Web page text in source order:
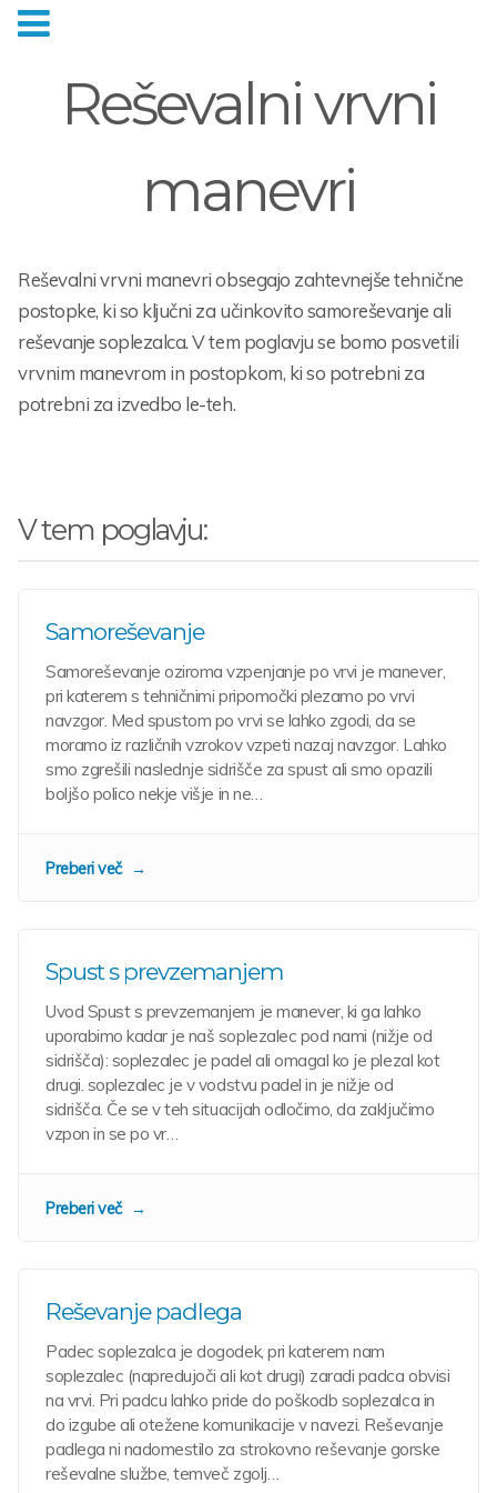
Reševalni vrvni
manevri
Reševalni vrvni manevri obsegajo zahtevnejše tehnične
postopke, ki so ključni za učinkovito samoreševanje ali
reševanje soplezalca. V tem poglavju se bomo posvetili
vrvnim manevrom in postopkom, ki so potrebni za
potrebni za izvedbo le-teh.
V tem poglavju:
Samoreševanje
Samoreševanje oziroma vzpenjanje po vrvi je manever,
pri katerem s tehničnimi pripomočki plezamo po vrvi
navzgor. Med spustom po vrvi se lahko zgodi, da se
moramo iz različnih vzrokov vzpeti nazaj navzgor. Lahko
smo zgrešili naslednje sidrišče za spust ali smo opazili
boljšo polico nekje višje in ne…
Preberi več
Spust s prevzemanjem
Uvod Spust s prevzemanjem je manever, ki ga lahko
uporabimo kadar je naš soplezalec pod nami (nižje od
sidrišča): soplezalec je padel ali omagal ko je plezal kot
drugi. soplezalec je v vodstvu padel in je nižje od
sidrišča. Če se v teh situacijah odločimo, da zaključimo
vzpon in se po vr…
Preberi več
Reševanje padlega
Padec soplezalca je dogodek, pri katerem nam
soplezalec (napredujoči ali kot drugi) zaradi padca obvisi
na vrvi. Pri padcu lahko pride do poškodb soplezalca in
do izgube ali otežene komunikacije v navezi. Reševanje
padlega ni nadomestilo za strokovno reševanje gorske
reševalne službe, temveč zgolj…